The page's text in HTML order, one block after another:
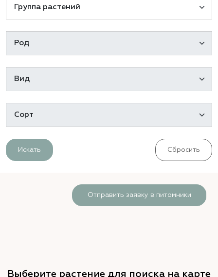
Искать Сбросить
Отправить заявку в питомники
Выберите растение для поиска на карте